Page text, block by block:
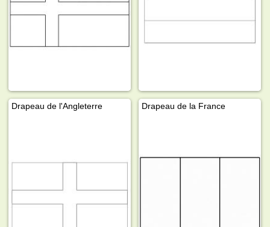
Drapeau de l'Angleterre Drapeau de la France